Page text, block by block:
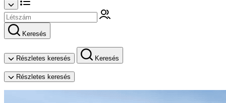
Keresés
Részletes keresés Keresés
Részletes keresés